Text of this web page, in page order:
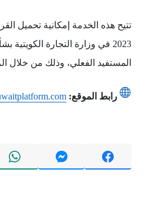
2023 في وزارة التجارة
المستفيد الفعلي، وذلك من خلال
رابط الموقع: